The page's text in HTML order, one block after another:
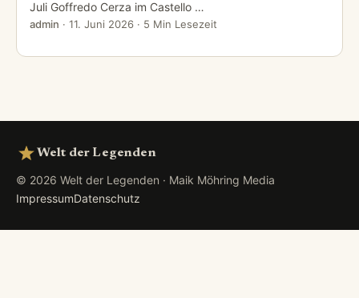
Juli Goffredo Cerza im Castello …
admin · 11. Juni 2026 · 5 Min Lesezeit
Welt der Legenden
© 2026 Welt der Legenden · Maik Möhring Media
ImpressumDatenschutz